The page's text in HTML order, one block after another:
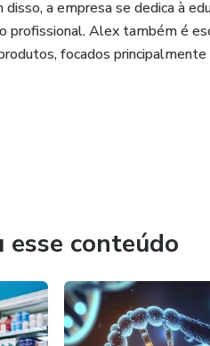
a empresa se dedica à
profissional. Alex também é
focados principalmente
conteúdo